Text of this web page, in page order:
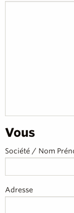
Vous
Société / Nom
Adresse